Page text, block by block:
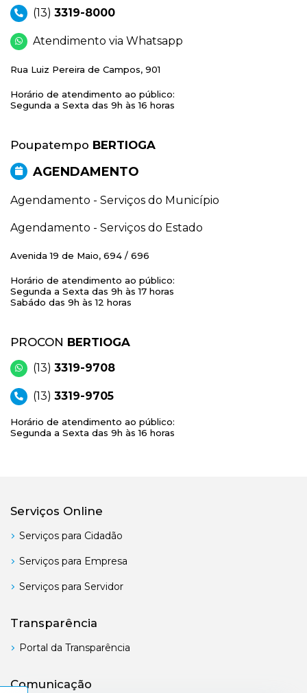
(13) 3319-8000
Atendimento via Whatsapp
Rua Luiz Pereira de Campos, 901
Horário de atendimento ao público:
Segunda a Sexta das 9h às 16 horas
Poupatempo BERTIOGA
AGENDAMENTO
Agendamento - Serviços do Município
Agendamento - Serviços do Estado
Avenida 19 de Maio, 694 / 696
Horário de atendimento ao público:
Segunda a Sexta das 9h às 17 horas
Sabádo das 9h às 12 horas
PROCON BERTIOGA
(13) 3319-9708
(13) 3319-9705
Horário de atendimento ao público:
Segunda a Sexta das 9h às 16 horas
Serviços Online
Serviços para Cidadão
Serviços para Empresa
Serviços para Servidor
Transparência
Portal da Transparência
Comunicação